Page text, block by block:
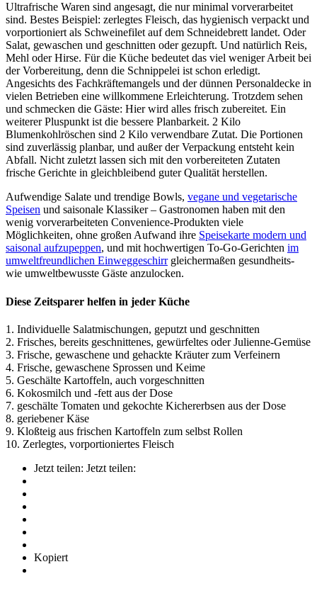
Ultrafrische Waren sind angesagt, die nur minimal vorverarbeitet
sind. Bestes Beispiel: zerlegtes Fleisch, das hygienisch verpackt und
vorportioniert als Schweinefilet auf dem Schneidebrett landet. Oder
Salat, gewaschen und geschnitten oder gezupft. Und natürlich Reis,
Mehl oder Hirse. Für die Küche bedeutet das viel weniger Arbeit bei
der Vorbereitung, denn die Schnippelei ist schon erledigt.
Angesichts des Fachkräftemangels und der dünnen Personaldecke in
vielen Betrieben eine willkommene Erleichterung. Trotzdem sehen
und schmecken die Gäste: Hier wird alles frisch zubereitet. Ein
weiterer Pluspunkt ist die bessere Planbarkeit. 2 Kilo
Blumenkohlröschen sind 2 Kilo verwendbare Zutat. Die Portionen
sind zuverlässig planbar, und außer der Verpackung entsteht kein
Abfall. Nicht zuletzt lassen sich mit den vorbereiteten Zutaten
frische Gerichte in gleichbleibend guter Qualität herstellen.
Aufwendige Salate und trendige Bowls, vegane und vegetarische
Speisen und saisonale Klassiker – Gastronomen haben mit den
wenig vorverarbeiteten Convenience-Produkten viele
Möglichkeiten, ohne großen Aufwand ihre Speisekarte modern und
saisonal aufzupeppen, und mit hochwertigen To-Go-Gerichten im
umweltfreundlichen Einweggeschirrgleichermaßen gesundheits-
wie umweltbewusste Gäste anzulocken.
Diese Zeitsparer helfen in jeder Küche
1. Individuelle Salatmischungen, geputzt und geschnitten
2. Frisches, bereits geschnittenes, gewürfeltes oder Julienne-Gemüse
3. Frische, gewaschene und gehackte Kräuter zum Verfeinern
4. Frische, gewaschene Sprossen und Keime
5. Geschälte Kartoffeln, auch vorgeschnitten
6. Kokosmilch und -fett aus der Dose
7. geschälte Tomaten und gekochte Kichererbsen aus der Dose
8. geriebener Käse
9. Kloßteig aus frischen Kartoffeln zum selbst Rollen
10. Zerlegtes, vorportioniertes Fleisch
Jetzt teilen: Jetzt teilen:
Kopiert